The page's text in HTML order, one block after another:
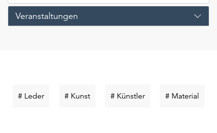
Veranstaltungen
# LederSchlüsselwort
# KunstSchlüsselwort
# KünstlerSchlüsselwort
# Material